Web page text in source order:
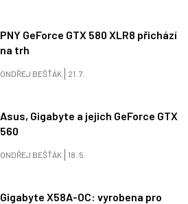
PNY GeForce GTX 580 XLR8 přichází
na trh
ONDŘEJ BEŠŤÁK 21. 7.
Asus, Gigabyte a jejich GeForce GTX
560
ONDŘEJ BEŠŤÁK 18. 5.
Gigabyte X58A-OC: vyrobena pro